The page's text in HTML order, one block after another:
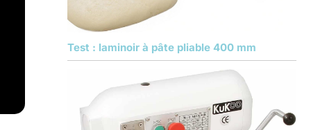
Test : laminoir à pâte pliable 400 mm